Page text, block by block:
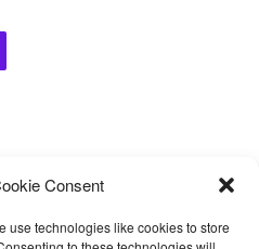
Consent
use technologies like cookies to store